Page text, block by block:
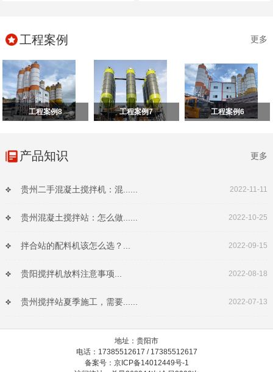
工程案例 更多
工程案例8 工程案例7 工程案例6
产品知识 更多
贵州二手混凝土搅拌机：混...... 2022-11-11
贵州混凝土搅拌站：怎么做...... 2022-10-25
拌合站的配料机该怎么选？... 2022-09-15
贵阳搅拌机放料注意事项... 2022-08-18
贵州搅拌站夏季施工，需要...... 2022-07-13
地址：贵阳市
电话：17385512617 / 17385512617
备案号：京ICP备14012449号-1